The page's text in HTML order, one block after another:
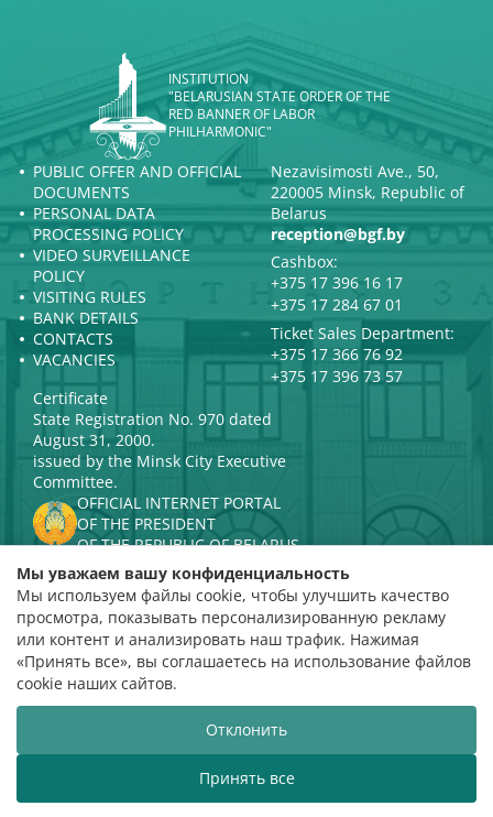
INSTITUTION
"BELARUSIAN STATE ORDER OF THE
RED BANNER OF LABOR
PHILHARMONIC"
PUBLIC OFFER AND OFFICIAL
DOCUMENTS
PERSONAL DATA
PROCESSING POLICY
VIDEO SURVEILLANCE
POLICY
VISITING RULES
BANK DETAILS
CONTACTS
VACANCIES
Nezavisimosti Ave., 50,
220005 Minsk, Republic of
Belarus
reception@bgf.by
Cashbox:
+375 17 396 16 17
+375 17 284 67 01
Ticket Sales Department:
+375 17 366 76 92
+375 17 396 73 57
Certificate
State Registration No. 970 dated
August 31, 2000.
issued by the Minsk City Executive
Committee.
OFFICIAL INTERNET PORTAL
OF THE PRESIDENT
OF THE REPUBLIC OF BELARUS
MINISTRY OF CULTURE OF THE
REPUBLIC OF BELARUS
PORTAL
RATING ASSESSMENT
Rating 4.9
based on 112 reviews
Website developmentВТОП3
The Belarusian State Philharmonic welcomes you!
Мы уважаем вашу конфиденциальность
Мы используем файлы cookie, чтобы улучшить качество
просмотра, показывать персонализированную рекламу
или контент и анализировать наш трафик. Нажимая
«Принять все», вы соглашаетесь на использование файлов
cookie наших сайтов.
Отклонить
Принять все